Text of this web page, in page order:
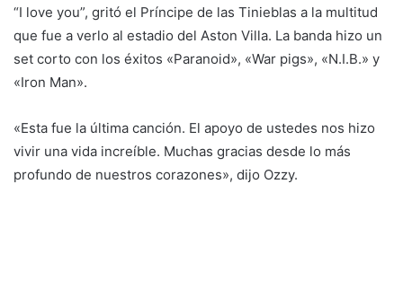
“I love you”, gritó el Príncipe de las Tinieblas a la multitud
que fue a verlo al estadio del Aston Villa. La banda hizo un
set corto con los éxitos «Paranoid», «War pigs», «N.I.B.» y
«Iron Man».
«Esta fue la última canción. El apoyo de ustedes nos hizo
vivir una vida increíble. Muchas gracias desde lo más
profundo de nuestros corazones», dijo Ozzy.